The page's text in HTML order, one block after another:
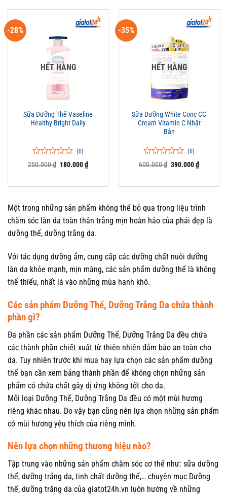
-28%
HẾT HÀNG
Sữa Dưỡng Thể Vaseline
Healthy Bright Daily
0
0
đánh
(0)
250.000₫ Giá
180.000₫Giá
hiện
-35%
HẾT HÀNG
Sữa Dưỡng White Conc CC
Cream Vitamin C Nhật
Bản
0
0
đánh
(0)
600.000₫ Giá
390.000₫Giá
hiện
Một trong những sản phẩm không thể bỏ qua trong liệu trình
chăm sóc làn da toàn thân trắng mịn hoàn hảo của phái đẹp là
dưỡng thể, dưỡng trắng da.
Với tác dụng dưỡng ẩm, cung cấp các dưỡng chất nuôi dưỡng
làn da khỏe mạnh, mịn màng, các sản phẩm dưỡng thể là không
thể thiếu, nhất là vào những mùa hanh khô.
Các sản phẩm Dưỡng Thể, Dưỡng Trắng Da chứa thành
phần gì?
Đa phần các sản phẩm Dưỡng Thể, Dưỡng Trắng Da đều chứa
các thành phần chiết xuất từ thiên nhiên đảm bảo an toàn cho
da. Tuy nhiên trước khi mua hay lựa chọn các sản phẩm dưỡng
thể bạn cần xem bảng thành phần để không chọn những sản
phẩm có chứa chất gây dị ứng không tốt cho da.
Mỗi loại Dưỡng Thể, Dưỡng Trắng Da đều có một mùi hương
riêng khác nhau. Do vậy bạn cũng nên lựa chọn những sản phẩm
có mùi hương yêu thích của riêng mình.
Nên lựa chọn những thương hiệu nào?
Tập trung vào những sản phẩm chăm sóc cơ thể như: sữa dưỡng
thể, dưỡng trắng da, tinh chất dưỡng thể,… chuyên mục Dưỡng
thể, dưỡng trắng da của giatot24h.vn luôn hướng về những